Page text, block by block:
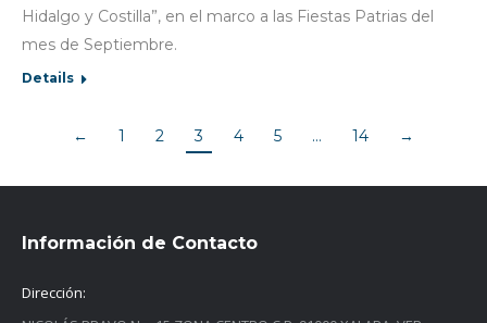
Hidalgo y Costilla”, en el marco a las Fiestas Patrias del
mes de Septiembre.
Details
← 1 2 3 4 5 … 14 →
Información de Contacto
Dirección: